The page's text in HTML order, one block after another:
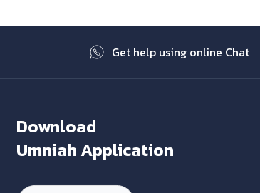
Get help using online Chat
Download
Umniah Application